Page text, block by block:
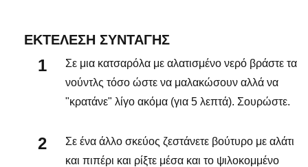
ΕΚΤΈΛΕΣΗ ΣΥΝΤΑΓΉΣ
Σε μια κατσαρόλα με αλατισμένο νερό βράστε τα
νούντλς τόσο ώστε να μαλακώσουν αλλά να
"κρατάνε" λίγο ακόμα (για 5 λεπτά). Σουρώστε.
Σε ένα άλλο σκεύος ζεστάνετε βούτυρο με αλάτι
και πιπέρι και ρίξτε μέσα και το ψιλοκομμένο